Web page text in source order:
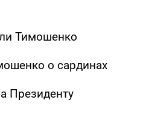
Тимошенко
о сардинах
Президенту